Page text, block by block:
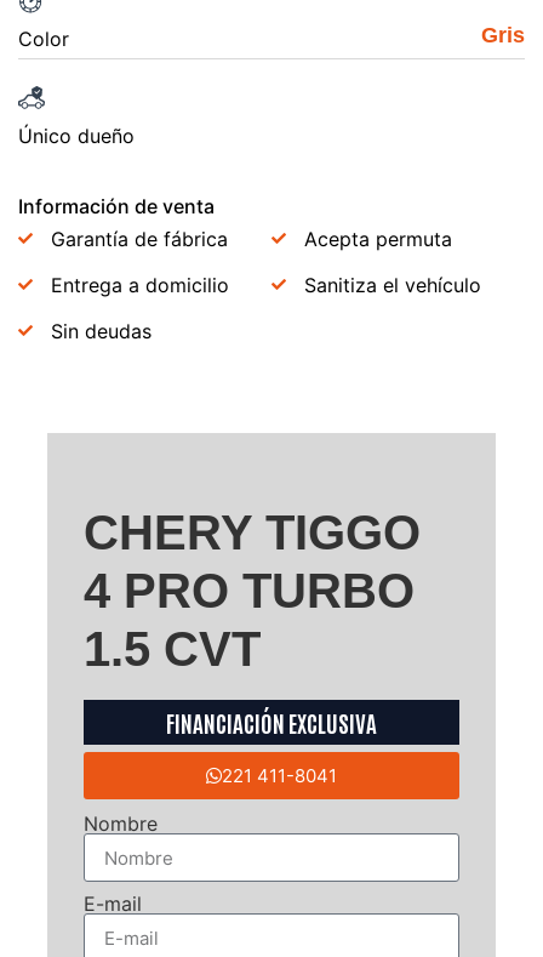
Color Gris
Único dueño
Información de venta
Garantía de fábrica
Acepta permuta
Entrega a domicilio
Sanitiza el vehículo
Sin deudas
CHERY TIGGO
4 PRO TURBO
1.5 CVT
FINANCIACIÓN EXCLUSIVA
221 411-8041
Nombre
E-mail